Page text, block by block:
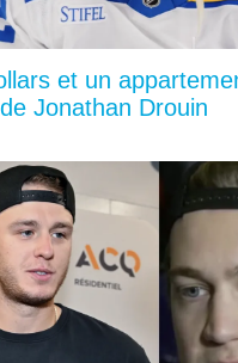
et un
Jonathan Drouin